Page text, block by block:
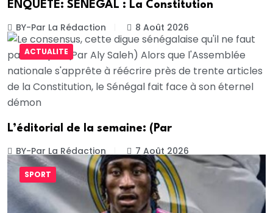
ENQUETE: SÉNÉGAL : La Constitution
BY-Par La Rédaction 8 Août 2026
ACTUALITE
L’éditorial de la semaine: (Par
BY-Par La Rédaction 7 Août 2026
SPORT